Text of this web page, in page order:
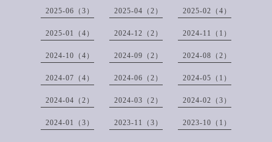
2025-06（3） 2025-04（2） 2025-02（4）
2025-01（4） 2024-12（2） 2024-11（1）
2024-10（4） 2024-09（2） 2024-08（2）
2024-07（4） 2024-06（2） 2024-05（1）
2024-04（2） 2024-03（2） 2024-02（3）
2024-01（3） 2023-11（3） 2023-10（1）